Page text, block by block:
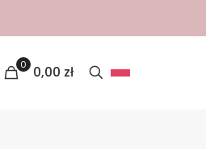
0 0,00 zł